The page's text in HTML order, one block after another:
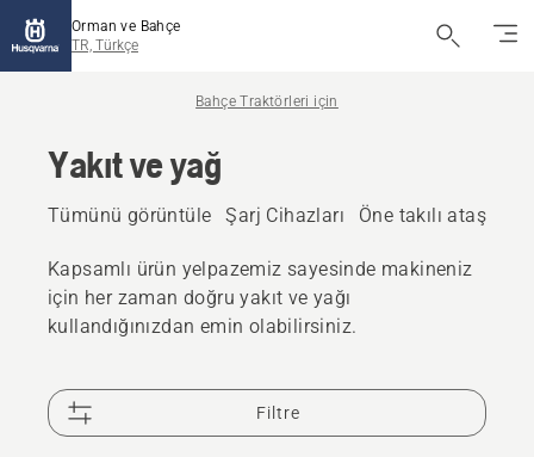
Orman ve Bahçe
TR, Türkçe
Bahçe Traktörleri için
Yakıt ve yağ
Tümünü görüntüle Şarj Cihazları Öne takılı
Kapsamlı ürün yelpazemiz sayesinde makineniz
için her zaman doğru yakıt ve yağı
kullandığınızdan emin olabilirsiniz.
Filtre